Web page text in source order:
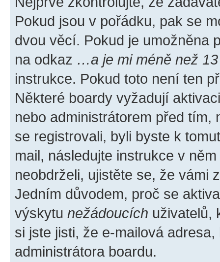
Pokud jsou v pořádku, pak se
dvou věcí. Pokud je umožněna
na odkaz …a je mi méně než
instrukce. Pokud toto není ten
Některé boardy vyžadují
nebo administrátorem před tím,
se registrovali, byli byste k
mail, následujte instrukce v
neobdrželi, ujistěte se, že vámi
Jedním důvodem, proč se
výskytu nežádoucích uživatelů,
si jste jisti, že e-mailová
administrátora boardu.